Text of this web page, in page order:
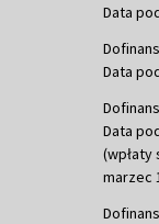
Data
Data
Data
(wpłaty
marzec